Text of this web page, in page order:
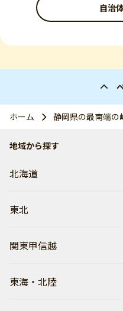
自治
ホーム 静岡県の最南端の
地域から探す
北海道
東北
関東甲信越
東海・北陸